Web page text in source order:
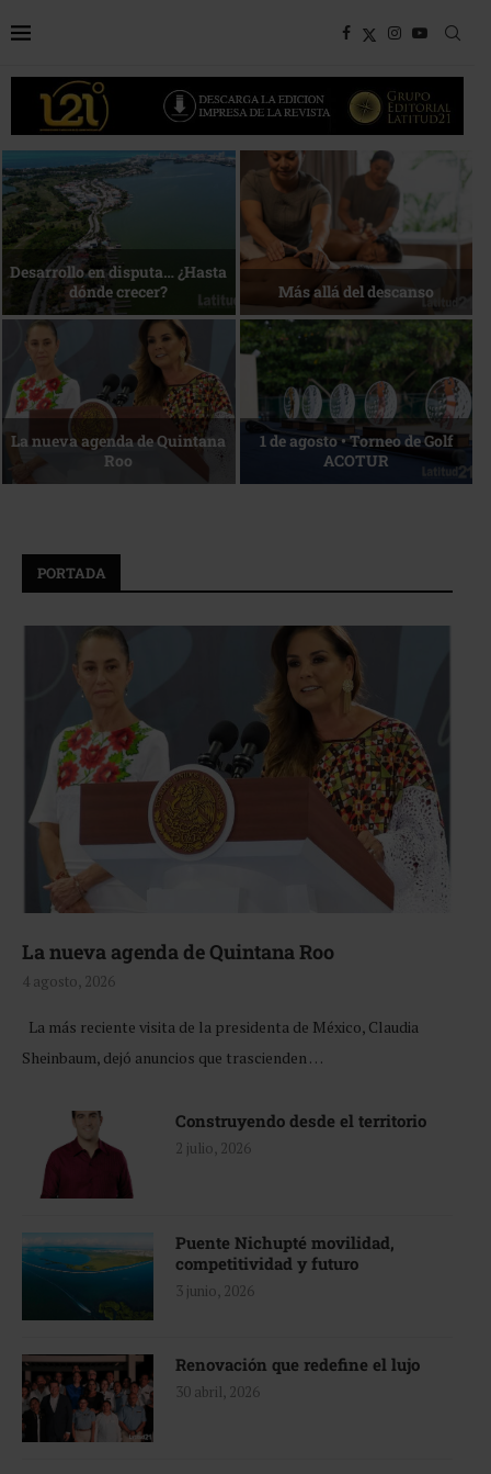
Bottega, un viaje servido a la
mesa
Energía que Impulsa la
competitividad
Reconocimiento de viajeros La esencia del servicio
PORTADA
La nueva agenda de Quintana Roo
4 agosto, 2026
La más reciente visita de la presidenta de México, Claudia
Sheinbaum, dejó anuncios que trascienden …
Construyendo desde el territorio
2 julio, 2026
Puente Nichupté movilidad,
competitividad y futuro
3 junio, 2026
Renovación que redefine el lujo
30 abril, 2026